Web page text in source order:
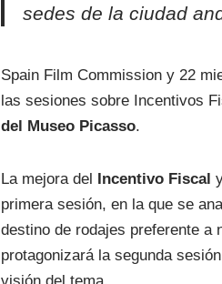
sedes de la ciudad
Spain Film Commission y 22
las sesiones sobre Incentivos
del Museo Picasso.
La mejora del Incentivo Fiscal
primera sesión, en la que se
destino de rodajes preferente a
protagonizará la segunda
visión del tema.